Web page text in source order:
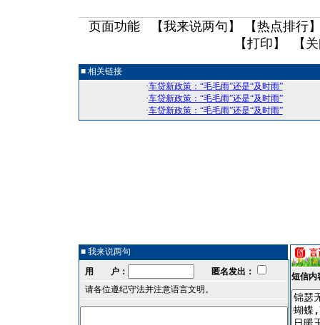
页面功能 【我来说两句 】 【热点排行
【打印 】 【
■ 相关链接
·车贷新政策：“毛毛雨”还是“及时雨”
·车贷新政策：“毛毛雨”还是“及时雨”
·车贷新政策：“毛毛雨”还是“及时雨”
■ 我来说两句
用 户：
匿名发出：
请各位遵纪守法并注意语言文明。
短信内